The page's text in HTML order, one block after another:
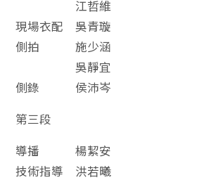
江哲維
現場衣配 吳青璇
側拍 施少涵
吳靜宜
側錄 侯沛岑
第三段
導播 楊絜安
技術指導 洪若曦